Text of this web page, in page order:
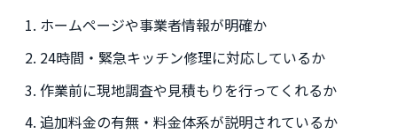
ホームページや事業者情報が明確か
24時間・緊急キッチン修理に対応しているか
作業前に現地調査や見積もりを行ってくれるか
追加料金の有無・料金体系が説明されているか